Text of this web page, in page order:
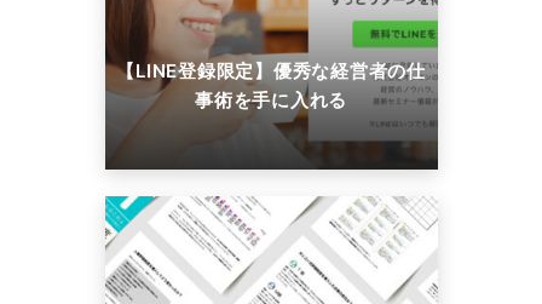
【LINE登録限定】優秀な経営者の仕
事術を手に入れる